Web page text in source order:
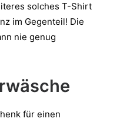
solches T-Shirt
im Gegenteil! Die
nie genug
für einen